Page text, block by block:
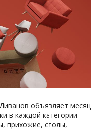
объявляет месяц
в каждой категории
прихожие, столы,